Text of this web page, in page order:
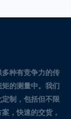
种有竞争力的传
的测量中。 我们
制，包括但不限
，快速的交货，